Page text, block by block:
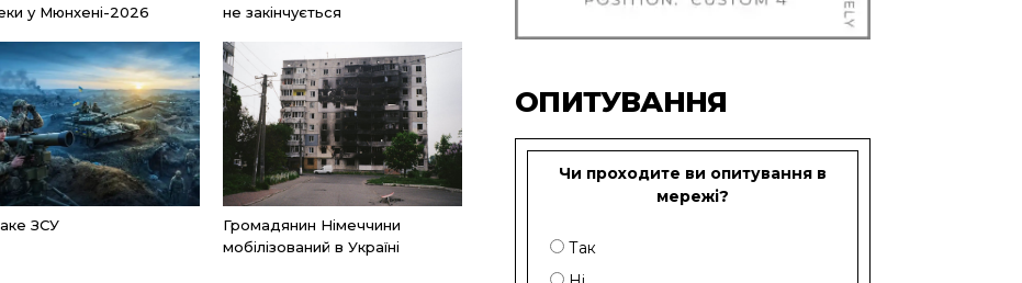
у Мюнхені-2026
не закінчується
ЗСУ
Громадянин Німеччини
мобілізований в Україні
ОПИТУВАННЯ
Чи проходите ви опитування в
мережі?
Так